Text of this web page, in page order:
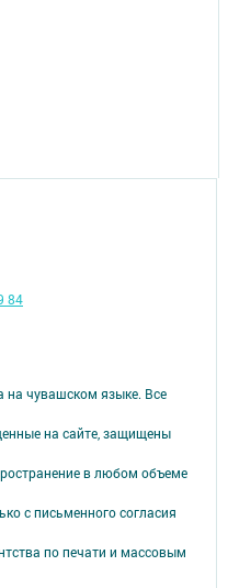
на чувашском языке. Все
на сайте, защищены
в любом объеме
с письменного согласия
по печати и массовым
84